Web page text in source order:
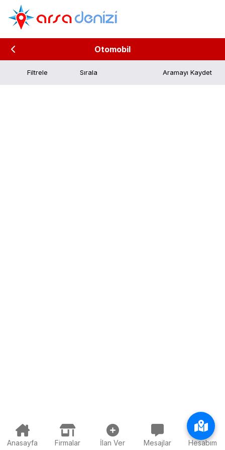
Otomobil
Filtrele Aramayı Kaydet
Anasayfa Firmalar İlan Ver Mesajlar Hesabım